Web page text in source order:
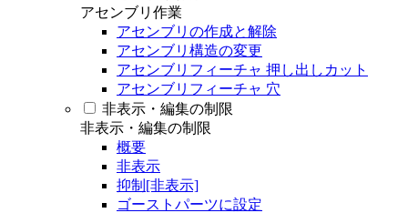
アセンブリ作業
アセンブリの作成と解除
アセンブリ構造の変更
アセンブリフィーチャ 押し出しカット
アセンブリフィーチャ 穴
非表示・編集の制限
非表示・編集の制限
概要
非表示
抑制[非表示]
ゴーストパーツに設定